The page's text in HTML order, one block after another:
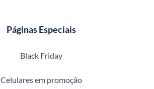
Páginas Especiais
Black Friday
Celulares em promoção